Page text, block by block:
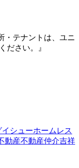
・テナントは、ユニ
ださい。』
イシューホームレス
動産不動産仲介吉祥